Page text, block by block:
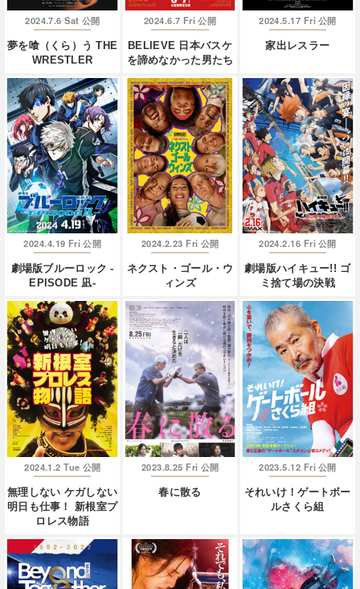
2024.7.6 Sat 公開
夢を喰（くら）う THE
WRESTLER
2024.6.7 Fri 公開
BELIEVE 日本バスケ
を諦めなかった男たち
2024.5.17 Fri 公開
家出レスラー
2024.4.19 Fri 公開
劇場版ブルーロック -
EPISODE 凪-
2024.2.23 Fri 公開
ネクスト・ゴール・ウ
ィンズ
2024.2.16 Fri 公開
劇場版ハイキュー!! ゴ
ミ捨て場の決戦
2024.1.2 Tue 公開
無理しない ケガしない
明日も仕事！ 新根室プ
ロレス物語
2023.8.25 Fri 公開
春に散る
2023.5.12 Fri 公開
それいけ！ゲートボー
ルさくら組